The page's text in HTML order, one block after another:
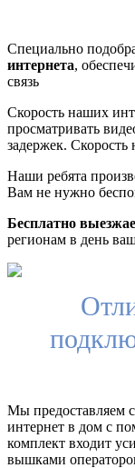
Специально
интернета,
связь
Скорость наших
просматривать
задержек. Скорость
Наши ребята
Вам не нужно
Бесплатно
регионам в день
Мы предоставляем
интернет в дом с
комплект входит
вышками